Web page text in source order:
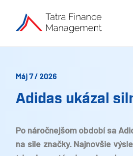
Máj 7 / 2026
Adidas ukázal
Po náročnejšom období sa
na sile značky. Najnovšie